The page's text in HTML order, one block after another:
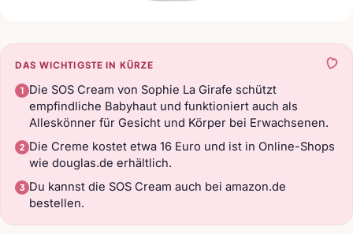
DAS WICHTIGSTE IN KÜRZE
Die SOS Cream von Sophie La Girafe schützt
empfindliche Babyhaut und funktioniert auch als
Alleskönner für Gesicht und Körper bei Erwachsenen.
Die Creme kostet etwa 16 Euro und ist in Online-Shops
wie douglas.de erhältlich.
Du kannst die SOS Cream auch bei amazon.de
bestellen.